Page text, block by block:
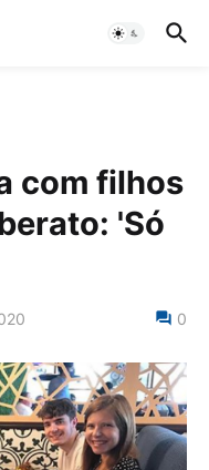
com filhos
'Só
0